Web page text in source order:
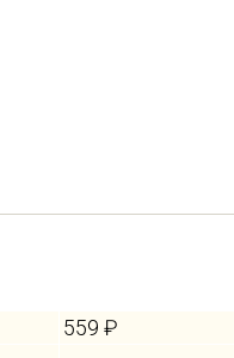
559 ₽